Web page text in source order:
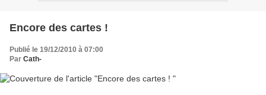
Encore des cartes !
Publié le 19/12/2010 à 07:00
Par Cath-